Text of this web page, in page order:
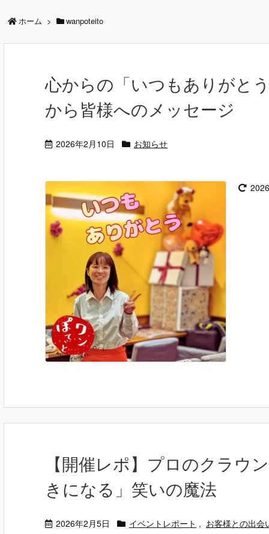
ホーム > wanpoteito
心からの「いつもありがと
から皆様へのメッセージ
2026年2月10日 お知らせ
【開催レポ】プロのクラウ
きになる」笑いの魔法
2026年2月5日 イベントレポート , お客様との出会